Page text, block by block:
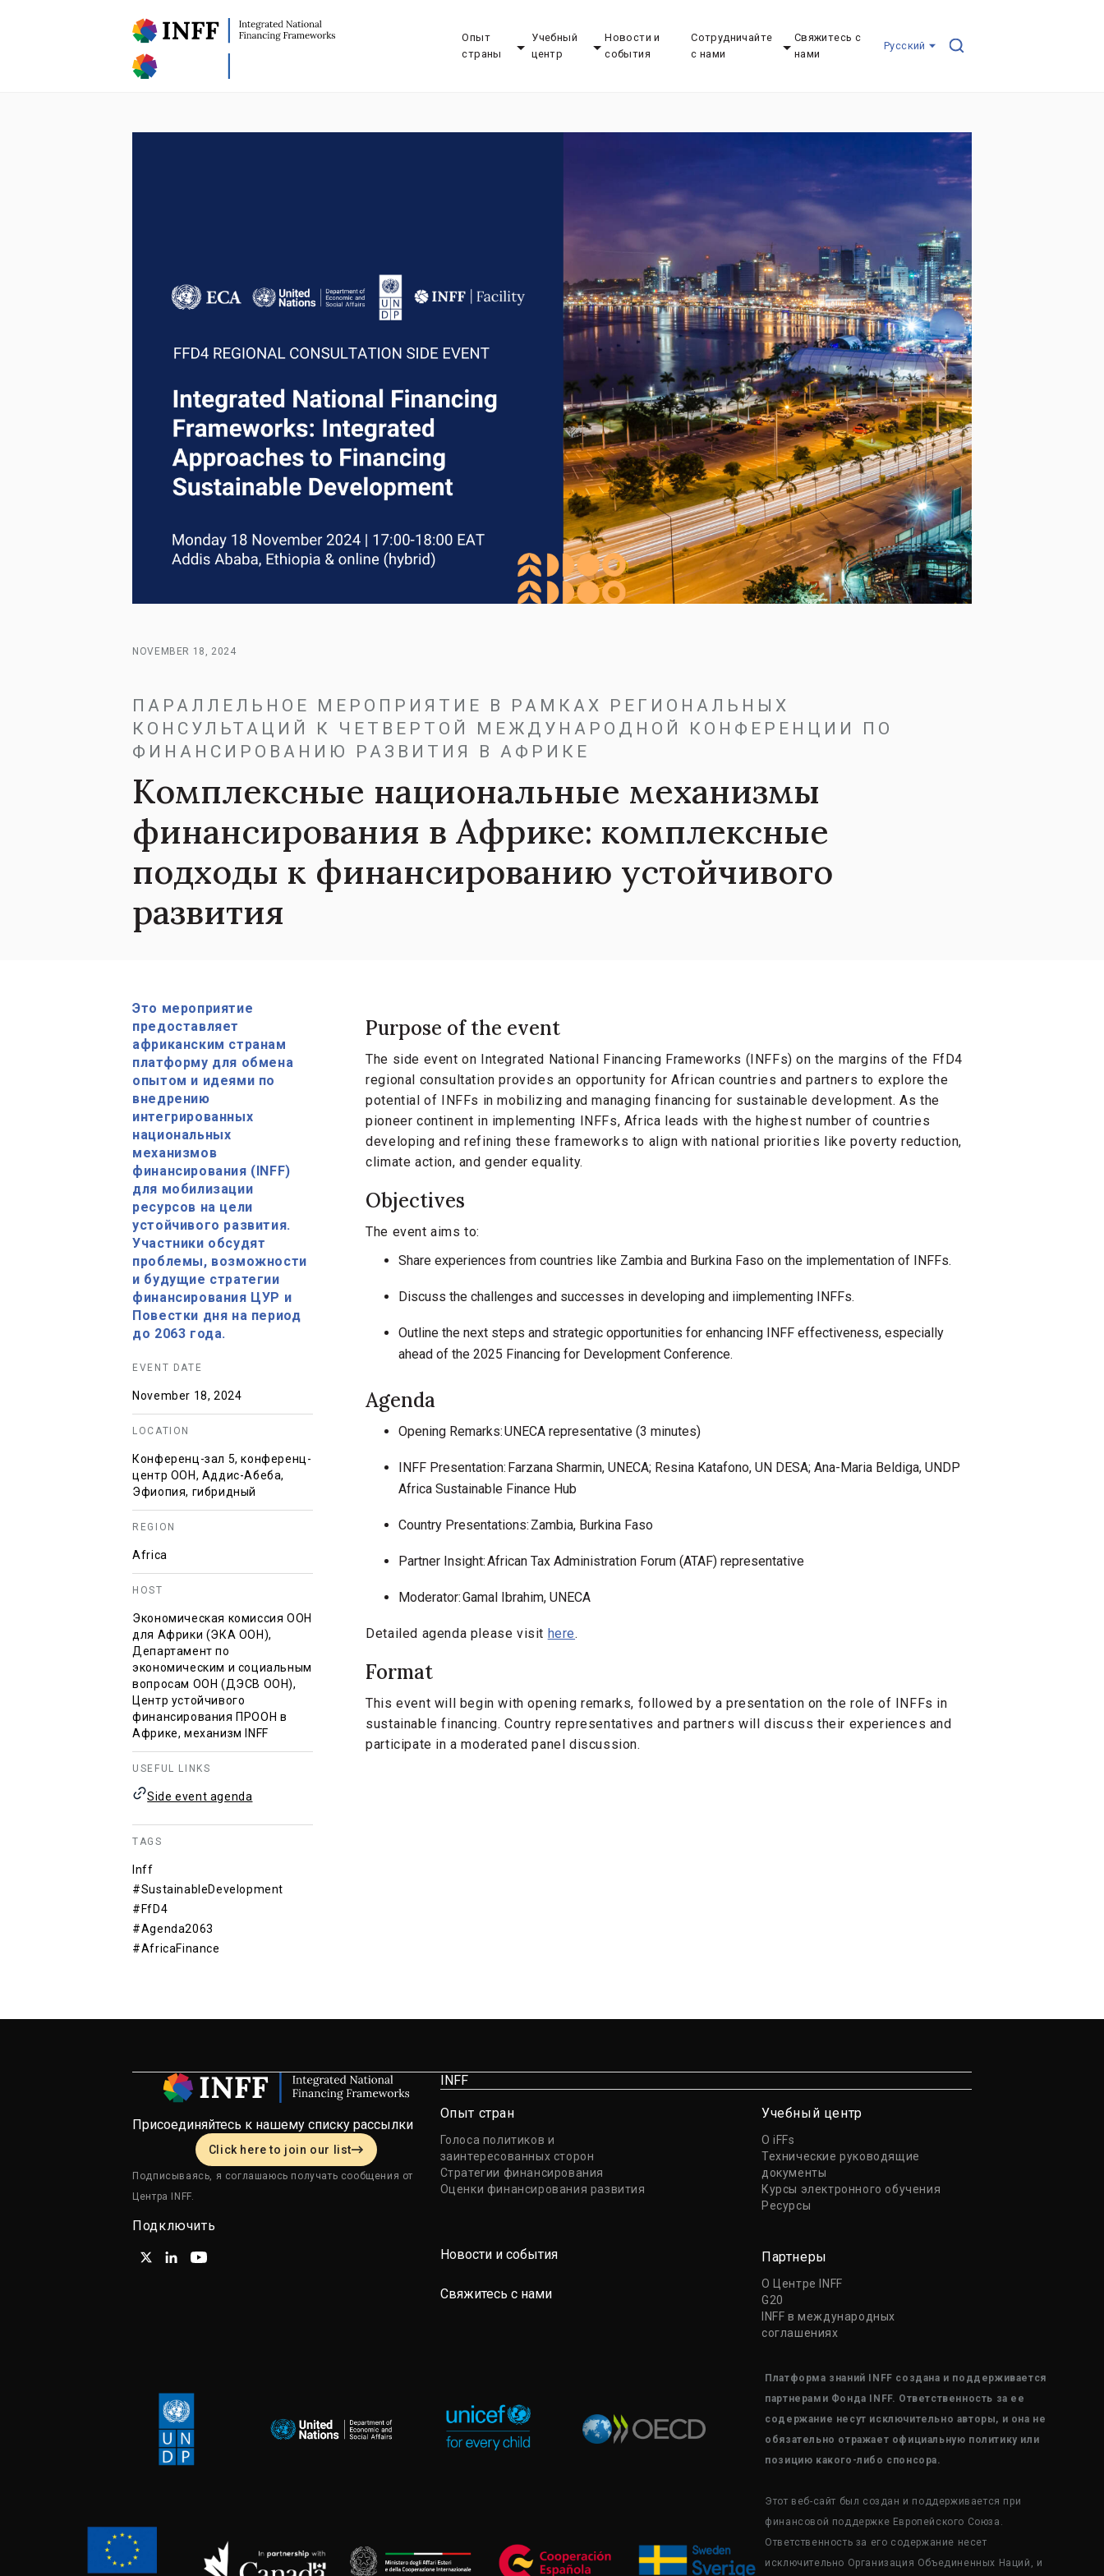
Опыт
страны
Учебный
центр
Новости и
события
Сотрудничайте
с нами
Свяжитесь с
нами
Pусский
NOVEMBER 18, 2024
ПАРАЛЛЕЛЬНОЕ МЕРОПРИЯТИЕ В РАМКАХ РЕГИОНАЛЬНЫХ
КОНСУЛЬТАЦИЙ К ЧЕТВЕРТОЙ МЕЖДУНАРОДНОЙ КОНФЕРЕНЦИИ ПО
ФИНАНСИРОВАНИЮ РАЗВИТИЯ В АФРИКЕ
Комплексные национальные механизмы
финансирования в Африке: комплексные
подходы к финансированию устойчивого
развития
Это мероприятие
предоставляет
африканским странам
платформу для обмена
опытом и идеями по
внедрению
интегрированных
национальных
механизмов
финансирования (INFF)
для мобилизации
ресурсов на цели
устойчивого развития.
Участники обсудят
проблемы, возможности
и будущие стратегии
финансирования ЦУР и
Повестки дня на период
до 2063 года.
EVENT DATE
November 18, 2024
LOCATION
Конференц-зал 5, конференц-
центр ООН, Аддис-Абеба,
Эфиопия, гибридный
REGION
Africa
HOST
Экономическая комиссия ООН
для Африки (ЭКА ООН),
Департамент по
экономическим и социальным
вопросам ООН (ДЭСВ ООН),
Центр устойчивого
финансирования ПРООН в
Африке, механизм INFF
USEFUL LINKS
Side event agenda
TAGS
Inff
#SustainableDevelopment
#FfD4
#Agenda2063
#AfricaFinance
Purpose of the event
The side event on Integrated National Financing Frameworks (INFFs) on the margins of the FfD4
regional consultation provides an opportunity for African countries and partners to explore the
potential of INFFs in mobilizing and managing financing for sustainable development. As the
pioneer continent in implementing INFFs, Africa leads with the highest number of countries
developing and refining these frameworks to align with national priorities like poverty reduction,
climate action, and gender equality.
Objectives
The event aims to:
Share experiences from countries like Zambia and Burkina Faso on the implementation of INFFs.
Discuss the challenges and successes in developing and iimplementing INFFs.
Outline the next steps and strategic opportunities for enhancing INFF effectiveness, especially
ahead of the 2025 Financing for Development Conference.
Agenda
Opening Remarks: UNECA representative (3 minutes)
INFF Presentation: Farzana Sharmin, UNECA; Resina Katafono, UN DESA; Ana-Maria Beldiga, UNDP
Africa Sustainable Finance Hub
Country Presentations: Zambia, Burkina Faso
Partner Insight: African Tax Administration Forum (ATAF) representative
Moderator: Gamal Ibrahim, UNECA
Detailed agenda please visit here.
Format
This event will begin with opening remarks, followed by a presentation on the role of INFFs in
sustainable financing. Country representatives and partners will discuss their experiences and
participate in a moderated panel discussion.
Присоединяйтесь к нашему списку рассылки
Click here to join our list
Подписываясь, я соглашаюсь получать сообщения от
Центра INFF.
Подключить
INFF
Опыт стран
Голоса политиков и
заинтересованных сторон
Стратегии финансирования
Оценки финансирования развития
Учебный центр
О iFFs
Технические руководящие
документы
Курсы электронного обучения
Ресурсы
Новости и события Партнеры
О Центре INFF
G20
INFF в международных
соглашениях
Свяжитесь с нами
Платформа знаний INFF создана и поддерживается
партнерами Фонда INFF. Ответственность за ее
содержание несут исключительно авторы, и она не
обязательно отражает официальную политику или
позицию какого-либо спонсора.
Этот веб-сайт был создан и поддерживается при
финансовой поддержке Европейского Союза.
Ответственность за его содержание несет
исключительно Организация Объединенных Наций, и